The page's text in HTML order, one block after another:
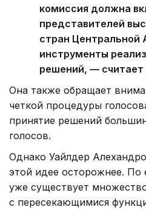
комиссия должна
представителей
стран Центральной
инструменты
решений, — считает
Она также обращает
четкой процедуры
принятие решений
голосов.
Однако Уайлдер
этой идее осторожнее. По
уже существует
с пересекающимися